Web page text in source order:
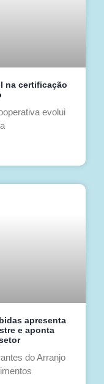
na certificação
evolui
apresenta
e aponta
do Arranjo